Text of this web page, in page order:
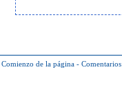
Comienzo de la página - Comentarios